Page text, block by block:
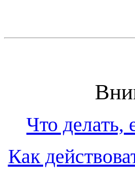
Что делать,
Как